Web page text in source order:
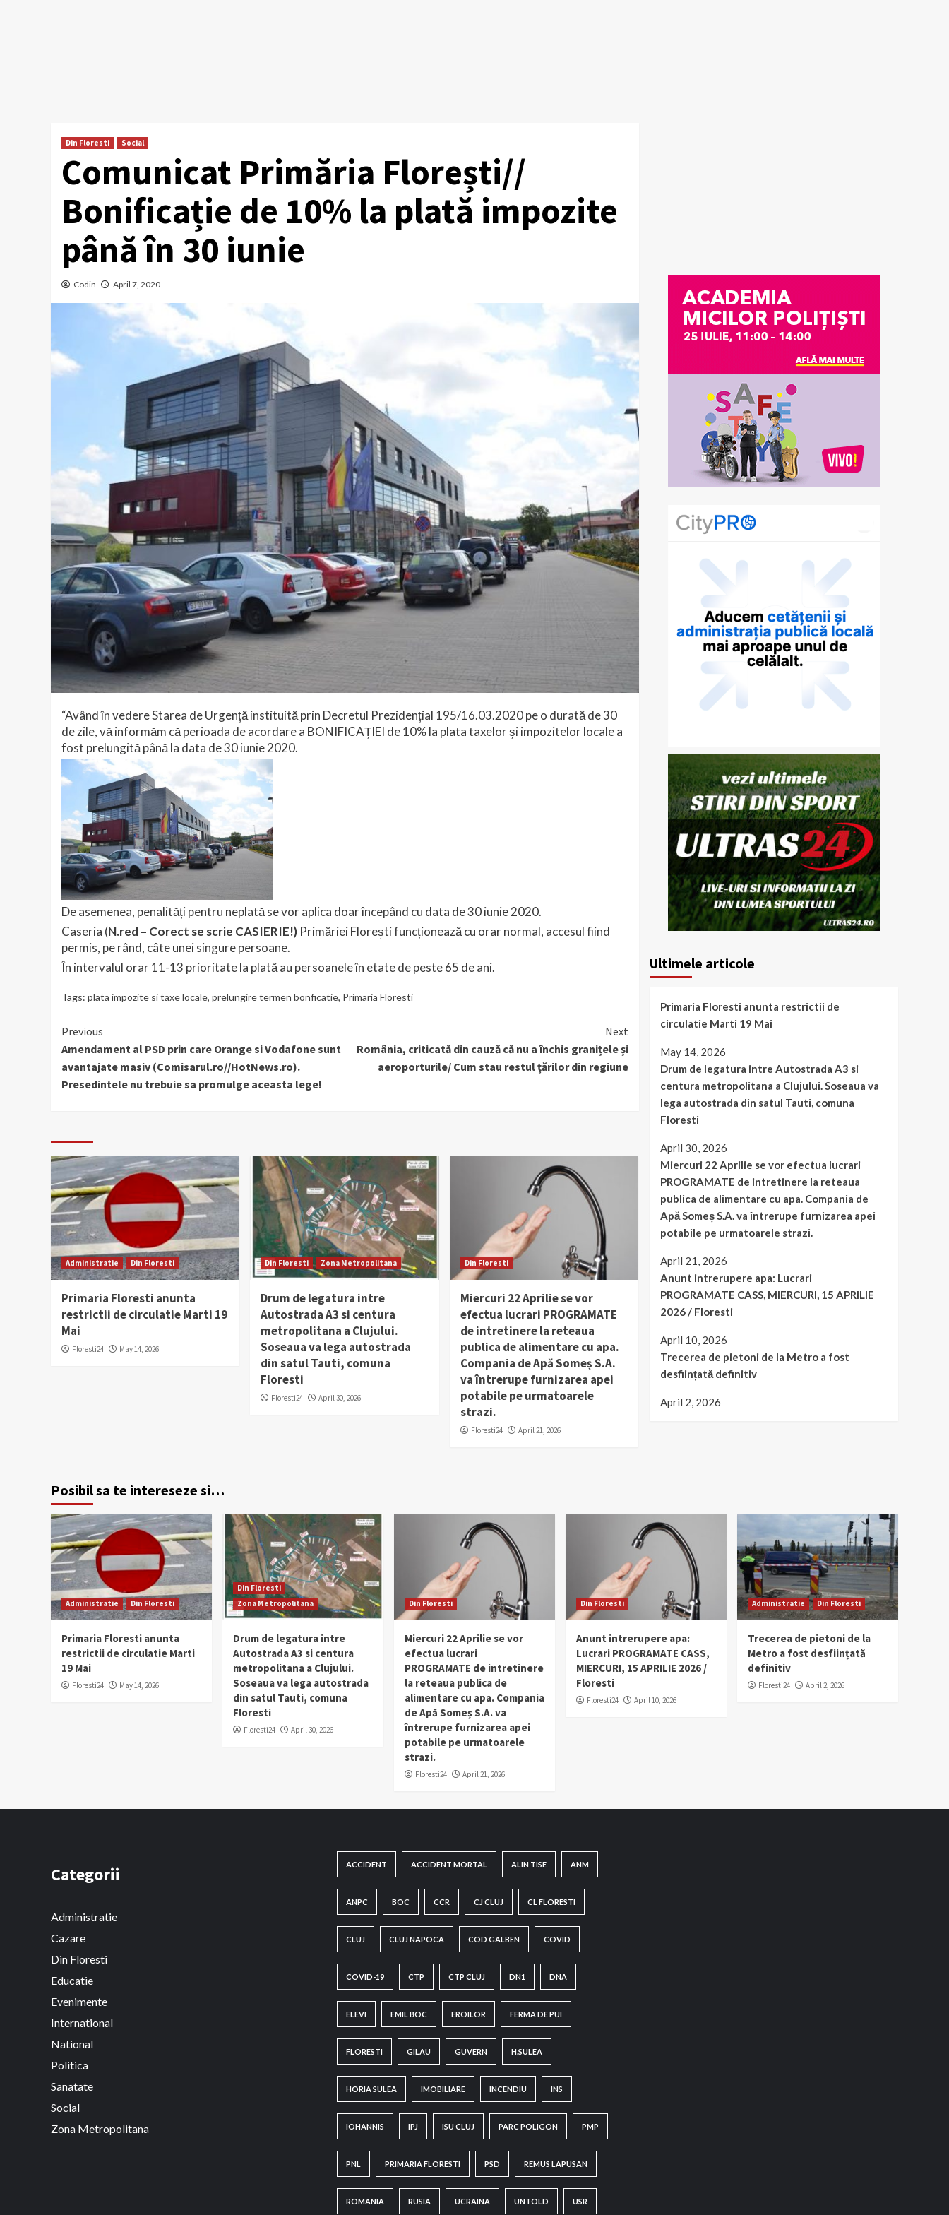
Din Floresti Social
Comunicat Primăria Florești//
Bonificație de 10% la plată impozite
până în 30 iunie
Codin April 7, 2020
“Având în vedere Starea de Urgență instituită prin Decretul Prezidențial 195/16.03.2020 pe o durată de 30
de zile, vă informăm că perioada de acordare a BONIFICAȚIEI de 10% la plata taxelor și impozitelor locale a
fost prelungită până la data de 30 iunie 2020.
De asemenea, penalități pentru neplată se vor aplica doar începând cu data de 30 iunie 2020.
Caseria (N.red – Corect se scrie CASIERIE!) Primăriei Florești funcționează cu orar normal, accesul fiind
permis, pe rând, câte unei singure persoane.
În intervalul orar 11-13 prioritate la plată au persoanele în etate de peste 65 de ani.
Tags: plata impozite si taxe locale, prelungire termen bonficatie, Primaria Floresti
Continue
Reading
Previous
Amendament al PSD prin care Orange si Vodafone sunt
avantajate masiv (Comisarul.ro//HotNews.ro).
Presedintele nu trebuie sa promulge aceasta lege!
Next
România, criticată din cauză că nu a închis granițele și
aeroporturile/ Cum stau restul țărilor din regiune
Administratie Din Floresti
Primaria Floresti anunta
restrictii de circulatie Marti 19
Mai
Floresti24 May 14, 2026
Din Floresti Zona Metropolitana
Drum de legatura intre
Autostrada A3 si centura
metropolitana a Clujului.
Soseaua va lega autostrada
din satul Tauti, comuna
Floresti
Floresti24 April 30, 2026
Din Floresti
Miercuri 22 Aprilie se vor
efectua lucrari PROGRAMATE
de intretinere la reteaua
publica de alimentare cu apa.
Compania de Apă Someș S.A.
va întrerupe furnizarea apei
potabile pe urmatoarele
strazi.
Floresti24 April 21, 2026
Ultimele articole
Primaria Floresti anunta restrictii de
circulatie Marti 19 Mai
May 14, 2026
Drum de legatura intre Autostrada A3 si
centura metropolitana a Clujului. Soseaua va
lega autostrada din satul Tauti, comuna
Floresti
April 30, 2026
Miercuri 22 Aprilie se vor efectua lucrari
PROGRAMATE de intretinere la reteaua
publica de alimentare cu apa. Compania de
Apă Someș S.A. va întrerupe furnizarea apei
potabile pe urmatoarele strazi.
April 21, 2026
Anunt intrerupere apa: Lucrari
PROGRAMATE CASS, MIERCURI, 15 APRILIE
2026 / Floresti
April 10, 2026
Trecerea de pietoni de la Metro a fost
desființată definitiv
April 2, 2026
Posibil sa te intereseze si…
Administratie Din Floresti
Primaria Floresti anunta
restrictii de circulatie Marti
19 Mai
Floresti24 May 14, 2026
Din Floresti
Zona Metropolitana
Drum de legatura intre
Autostrada A3 si centura
metropolitana a Clujului.
Soseaua va lega autostrada
din satul Tauti, comuna
Floresti
Floresti24 April 30, 2026
Din Floresti
Miercuri 22 Aprilie se vor
efectua lucrari
PROGRAMATE de intretinere
la reteaua publica de
alimentare cu apa. Compania
de Apă Someș S.A. va
întrerupe furnizarea apei
potabile pe urmatoarele
strazi.
Floresti24 April 21, 2026
Din Floresti
Anunt intrerupere apa:
Lucrari PROGRAMATE CASS,
MIERCURI, 15 APRILIE 2026 /
Floresti
Floresti24 April 10, 2026
Administratie Din Floresti
Trecerea de pietoni de la
Metro a fost desființată
definitiv
Floresti24 April 2, 2026
Categorii
Administratie
Cazare
Din Floresti
Educatie
Evenimente
International
National
Politica
Sanatate
Social
Zona Metropolitana
ACCIDENT ACCIDENT MORTAL ALIN TISE ANM
ANPC BOC CCR CJ CLUJ CL FLORESTI
CLUJ CLUJ NAPOCA COD GALBEN COVID
COVID-19 CTP CTP CLUJ DN1 DNA
ELEVI EMIL BOC EROILOR FERMA DE PUI
FLORESTI GILAU GUVERN H.SULEA
HORIA SULEA IMOBILIARE INCENDIU INS
IOHANNIS IPJ ISU CLUJ PARC POLIGON PMP
PNL PRIMARIA FLORESTI PSD REMUS LAPUSAN
ROMANIA RUSIA UCRAINA UNTOLD USR